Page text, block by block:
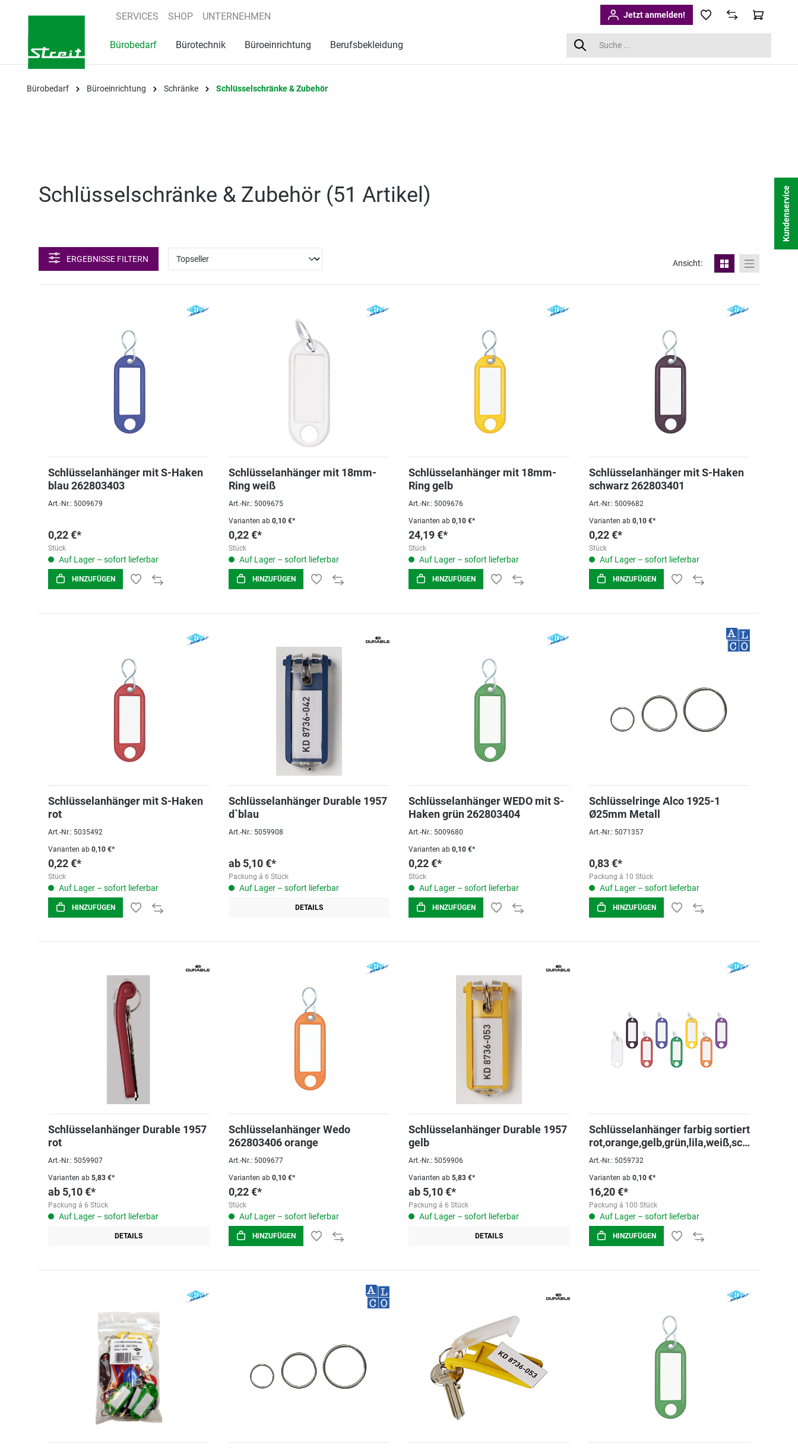
Zur Hauptnavigation springen
SERVICES SHOP UNTERNEHMEN Jetzt anmelden!
Bürobedarf Bürotechnik Büroeinrichtung Berufsbekleidung
Bürobedarf Büroeinrichtung Schränke Schlüsselschränke & Zubehör
Schlüsselschränke & Zubehör (51 Artikel )
ERGEBNISSE FILTERN Ansicht:
Schlüsselanhänger mit S-Haken
blau 262803403
Art.-Nr.: 5009679
0,22 €*
Stück
Auf Lager – sofort lieferbar
HINZUFÜGEN
Schlüsselanhänger mit 18mm-
Ring weiß
Art.-Nr.: 5009675
Varianten ab0,10 €*
0,22 €*
Stück
Auf Lager – sofort lieferbar
HINZUFÜGEN
Schlüsselanhänger mit 18mm-
Ring gelb
Art.-Nr.: 5009676
Varianten ab 0,10 €*
24,19 €*
Stück
Auf Lager – sofort lieferbar
HINZUFÜGEN
Schlüsselanhänger mit S-Haken
schwarz 262803401
Art.-Nr.: 5009682
Varianten ab0,10 €*
0,22 €*
Stück
Auf Lager – sofort lieferbar
HINZUFÜGEN
Schlüsselanhänger mit S-Haken
rot
Art.-Nr.: 5035492
Varianten ab 0,10 €*
0,22 €*
Stück
Auf Lager – sofort lieferbar
HINZUFÜGEN
Schlüsselanhänger Durable 1957
d`blau
Art.-Nr.: 5059908
ab 5,10 €*
Packung á 6 Stück
Auf Lager – sofort lieferbar
DETAILS
Schlüsselanhänger WEDO mit S-
Haken grün 262803404
Art.-Nr.: 5009680
Varianten ab 0,10 €*
0,22 €*
Stück
Auf Lager – sofort lieferbar
HINZUFÜGEN
Schlüsselringe Alco 1925-1
Ø25mm Metall
Art.-Nr.: 5071357
0,83 €*
Packung á 10 Stück
Auf Lager – sofort lieferbar
HINZUFÜGEN
Schlüsselanhänger Durable 1957
rot
Art.-Nr.: 5059907
Varianten ab 5,83 €*
ab 5,10 €*
Packung á 6 Stück
Auf Lager – sofort lieferbar
DETAILS
Schlüsselanhänger Wedo
262803406 orange
Art.-Nr.: 5009677
Varianten ab0,10 €*
0,22 €*
Stück
Auf Lager – sofort lieferbar
HINZUFÜGEN
Schlüsselanhänger Durable 1957
gelb
Art.-Nr.: 5059906
Varianten ab 5,83 €*
ab 5,10 €*
Packung á 6 Stück
Auf Lager – sofort lieferbar
DETAILS
Schlüsselanhänger farbig sortiert
rot,orange,gelb,grün,lila,weiß,sch
warz
Art.-Nr.: 5059732
Varianten ab0,10 €*
16,20 €*
Packung á 100 Stück
Auf Lager – sofort lieferbar
HINZUFÜGEN
Kundenservice